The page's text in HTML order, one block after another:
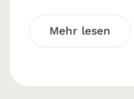
Mehr lesen